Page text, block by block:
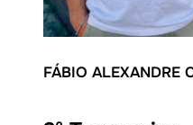
FÁBIO ALEXANDRE